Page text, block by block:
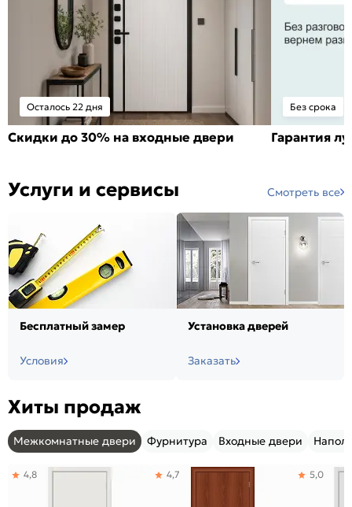
Осталось 22 дня
Скидки до 30% на входные двери
Без срока
Гарантия
Услуги и сервисы Смотреть все
Бесплатный замер
Условия
Установка дверей
Заказать
Хиты продаж
Межкомнатные двери Фурнитура Входные двери
4,8 4,7 5,0